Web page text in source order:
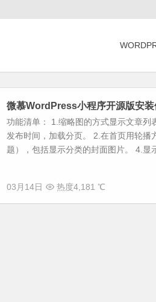
微慕WordPress小程序开源版安装
功能清单： 1.缩略图的方式显示文章列
发布时间，加载分页。 2.在首页用轮
题），包括显示分类的封面图片。 4.显
03月14日 热度4,181 ℃